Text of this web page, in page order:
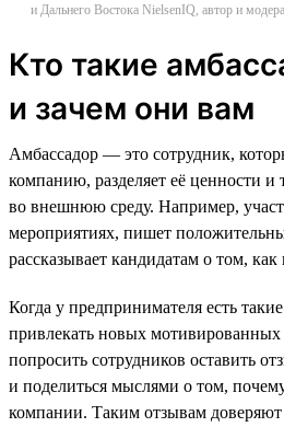
и Дальнего Востока NielsenIQ, автор и
Кто такие
и зачем они вам
Амбассадор — это сотрудник,
компанию, разделяет её ценности и
во внешнюю среду. Например,
мероприятиях, пишет
рассказывает кандидатам о том, как
Когда у предпринимателя есть
привлекать новых
попросить сотрудников оставить
и поделиться мыслями о том,
компании. Таким отзывам